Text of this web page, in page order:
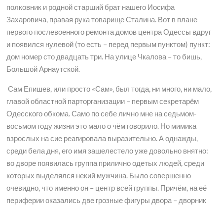
полковник и родной старший брат нашего Иосифа
Захаровича, правая рука товарище Сталина. Вот в плане
первого послевоенного ремонта домов центра Одессы вдруг
и появился нулевой (то есть – перед первым пунктом) пункт:
дом номер сто двадцать три. На улице Чкалова – то бишь,
Большой Арнаутской.
Сам Епишев, или просто «Сам», был тогда, ни много, ни мало,
главой областной парторганизации – первым секретарём
Одесского обкома. Само по себе лично мне на седьмом-
восьмом году жизни это мало о чём говорило. Но мимика
взрослых на сие реагировала выразительно. А однажды,
среди бела дня, его имя зашелестело уже довольно внятно:
во дворе появилась группа прилично одетых людей, среди
которых выделялся некий мужчина. Было совершенно
очевидно, что именно он – центр всей группы. Причём, на её
периферии оказались две грозные фигуры двора – дворник